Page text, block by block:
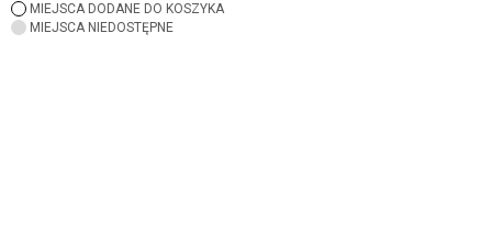
MIEJSCA DODANE DO KOSZYKA
MIEJSCA NIEDOSTĘPNE